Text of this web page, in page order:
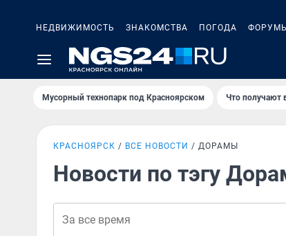
НЕДВИЖИМОСТЬ ЗНАКОМСТВА ПОГОДА ФОРУМЫ
Мусорный технопарк под Крaсноярском Что получают
КРАСНОЯРСК ВСЕ НОВОСТИ ДОРАМЫ
Новости по тэгу